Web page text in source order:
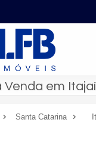
Venda em
Santa Catarina